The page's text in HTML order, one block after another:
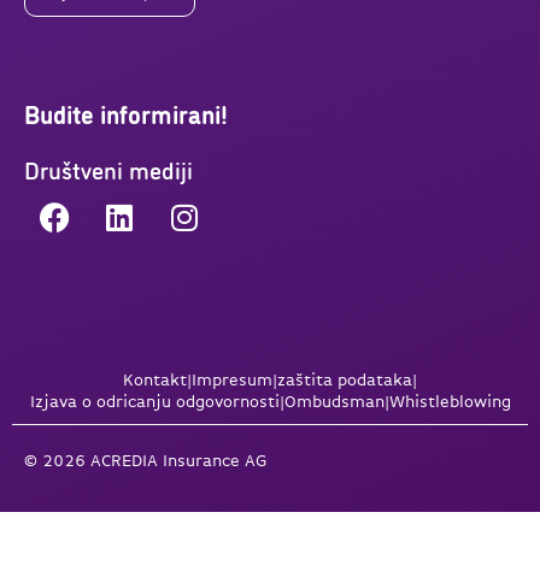
Budite informirani!
Društveni mediji
Kontakt|Impresum|zaštita podataka|
Izjava o odricanju odgovornosti|Ombudsman|Whistleblowing
© 2026 ACREDIA Insurance AG